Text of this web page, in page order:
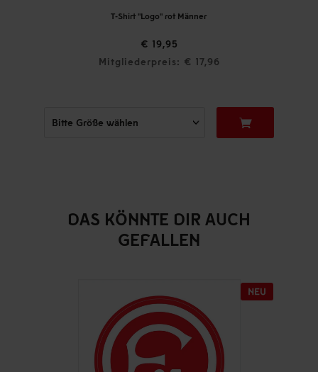
T-Shirt "Logo" rot Männer
€ 19,95
Mitgliederpreis: € 17,96
DAS KÖNNTE DIR AUCH
GEFALLEN